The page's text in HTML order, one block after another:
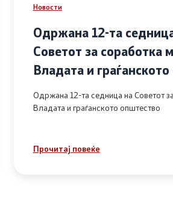
Новости
Одржана 12-та
Советот за соработка
Владата и
Одржана 12-та седница на Советот
Владата и граѓанското општество
Прочитај повеќе